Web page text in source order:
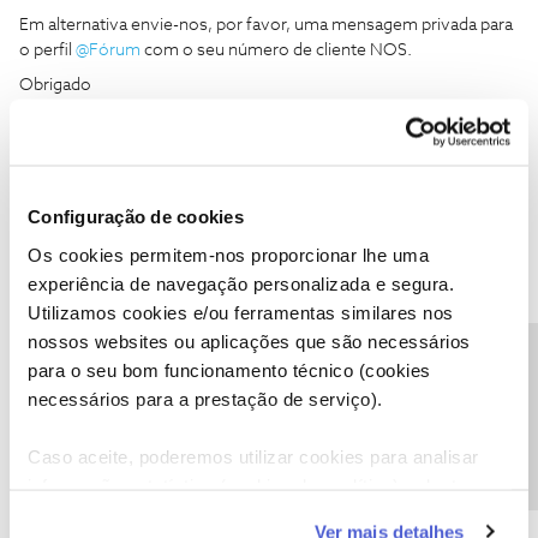
Configuração de cookies
Os cookies permitem-nos proporcionar lhe uma
experiência de navegação personalizada e segura.
Utilizamos cookies e/ou ferramentas similares nos
nossos websites ou aplicações que são necessários
para o seu bom funcionamento técnico (cookies
necessários para a prestação de serviço).
Caso aceite, poderemos utilizar cookies para analisar
Ver mais detalhes
Em alternativa envie-nos, por favor, uma mensagem privada para
o perfil @Fórum com o seu número de cliente NOS.
Obrigado
Siga os perfis da moderação, através da opção "Seguir", para estar
1 pessoa gostou
Forum|Forum|4 years ago